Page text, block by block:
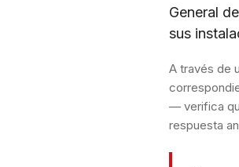
General
sus
A través de
— verifica
respuesta